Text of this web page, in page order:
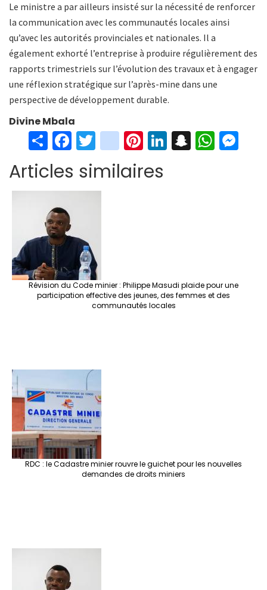
Le ministre a par ailleurs insisté sur la nécessité de renforcer
la communication avec les communautés locales ainsi
qu’avec les autorités provinciales et nationales. Il a
également exhorté l’entreprise à produire régulièrement des
rapports trimestriels sur l’évolution des travaux et à engager
une réflexion stratégique sur l’après-mine dans une
perspective de développement durable.
Divine Mbala
S
h
ar
e
Fa
ce
b
o
k
T
wi
tt
er
in
st
ag
Pi
er
Li S W
Articles similaires
Révision du Code minier : Philippe Masudi plaide pour une
participation effective des jeunes, des femmes et des
communautés locales
RDC : le Cadastre minier rouvre le guichet pour les nouvelles
demandes de droits miniers